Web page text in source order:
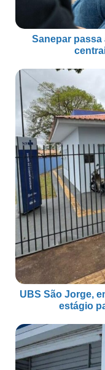
Sanepar passa
UBS São Jorge,
estágio